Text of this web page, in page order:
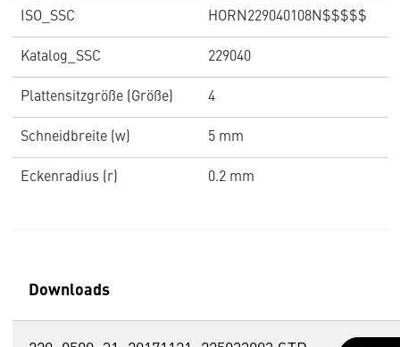
ISO_SSC HORN229040108N$$$$$
Katalog_SSC 229040
Plattensitzgröße (Größe) 4
Schneidbreite (w) 5 mm
Eckenradius (r) 0.2 mm
Downloads